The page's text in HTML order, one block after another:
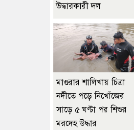
উদ্ধারকারী দল
মাগুরার শালিখায় চিত্রা
নদীতে পড়ে নিখোঁজের
সাড়ে ৫ ঘণ্টা পর শিশুর
মরদেহ উদ্ধার